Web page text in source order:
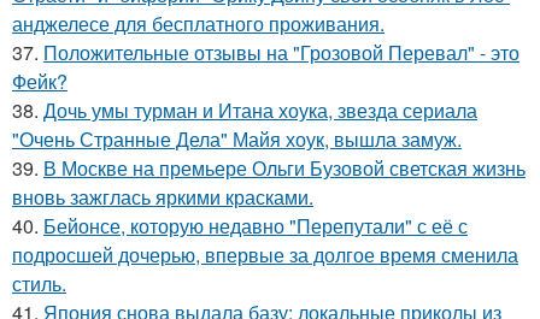
анджелесе для бесплатного проживания.
37. Положительные отзывы на "Грозовой Перевал" - это
Фейк?
38. Дочь умы турман и Итана хоука, звезда сериала
"Очень Странные Дела" Майя хоук, вышла замуж.
39. В Москве на премьере Ольги Бузовой светская жизнь
вновь зажглась яркими красками.
40. Бейонсе, которую недавно "Перепутали" с её с
подросшей дочерью, впервые за долгое время сменила
стиль.
41. Япония снова выдала базу: локальные приколы из